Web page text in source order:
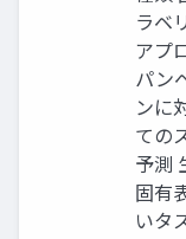
ラベ
アプ
パン
ンに
ての
予測
固有
いタ